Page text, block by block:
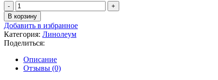
Количество
товара
Линолеум
Tarkett
Престиж
Даллас
6
3,5м
В корзину
Добавить в избранное
Категория: Линолеум
Поделиться:
Описание
Отзывы (0)